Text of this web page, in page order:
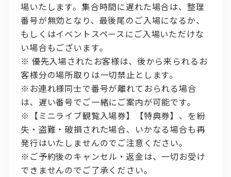
場いたします。集合時間に遅れた場合は、整理
番号が無効となり、最後尾のご入場になるか、
もしくはイベントスペースにご入場いただけな
い場合もございます。
※ 優先入場されたお客様は、後から来られるお
客様分の場所取りは一切禁止とします。
※お連れ様同士で番号が離れておられる場合
は、遅い番号でご一緒にご案内が可能です。
※【ミニライブ観覧入場券】【特典券】、を紛
失・盗難・破損された場合、いかなる場合も再
発行はいたしませんのでご注意ください。
※ご予約後のキャンセル・返金は、一切お受け
できませんのでご了承ください。